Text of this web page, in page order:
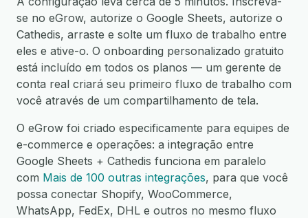
se no eGrow, autorize o Google Sheets, autorize o
Cathedis, arraste e solte um fluxo de trabalho entre
eles e ative-o. O onboarding personalizado gratuito
está incluído em todos os planos — um gerente de
conta real criará seu primeiro fluxo de trabalho com
você através de um compartilhamento de tela.
O eGrow foi criado especificamente para equipes de
e-commerce e operações: a integração entre
Google Sheets + Cathedis funciona em paralelo
com Mais de 100 outras integrações, para que você
possa conectar Shopify, WooCommerce,
WhatsApp, FedEx, DHL e outros no mesmo fluxo